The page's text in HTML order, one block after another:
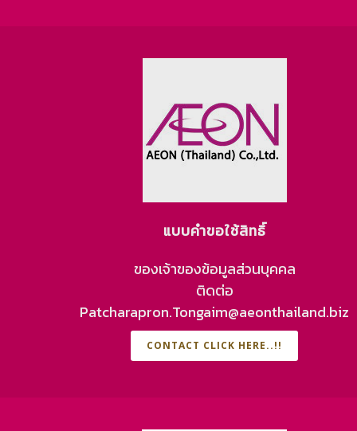
แบบคำขอใช้สิทธิ์
ของเจ้าของข้อมูลส่วนบุคคล
ติดต่อ
Patcharapron.Tongaim@aeonthailand.biz
CONTACT CLICK HERE..!!